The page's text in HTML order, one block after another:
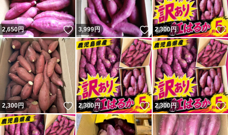
2,650円 いいね！
3,999円 いいね！
2,300円
2,300円 いいね！
2,300円 いいね！
2,300円